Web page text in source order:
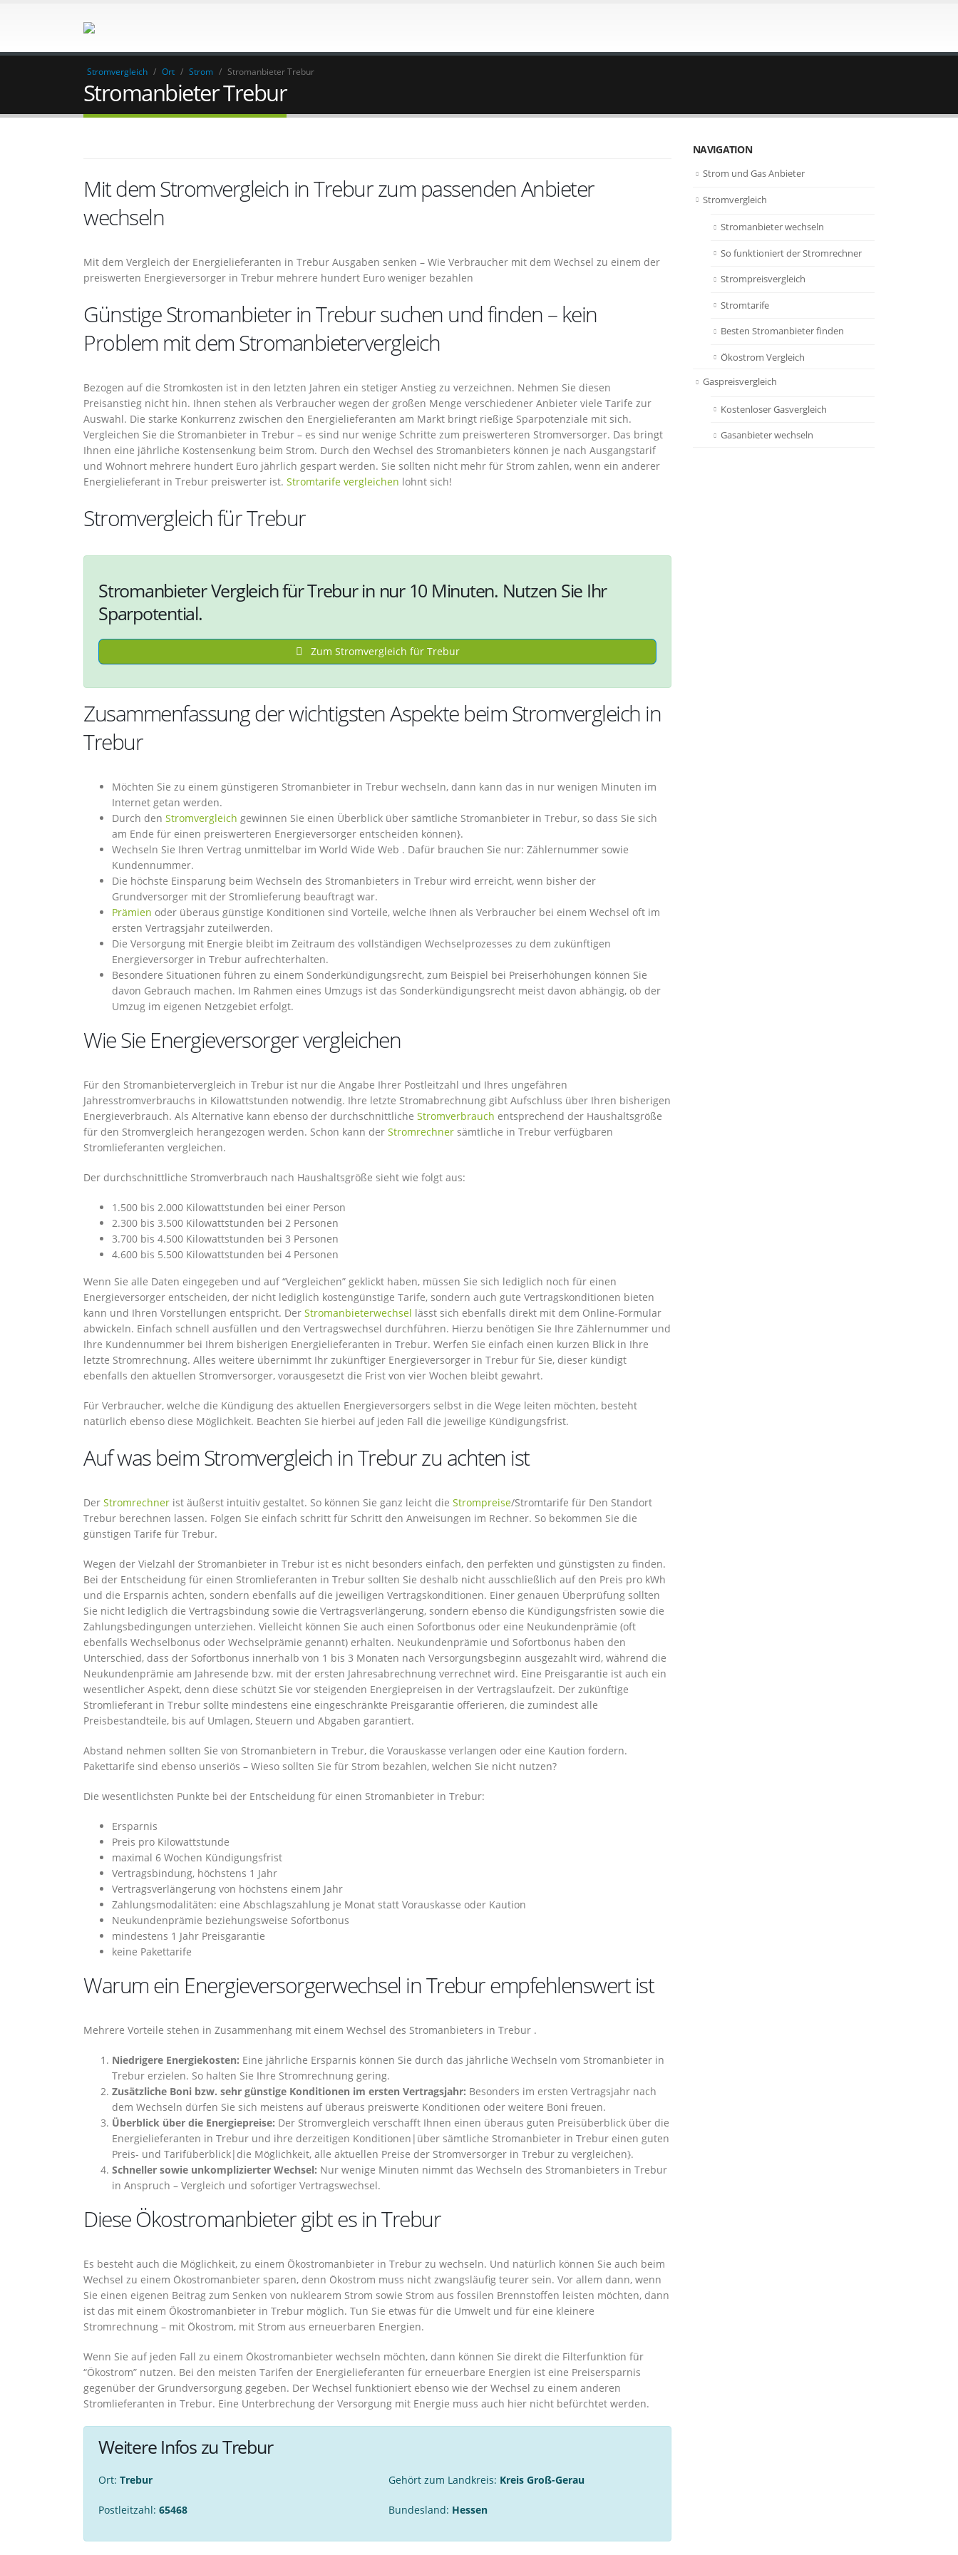
Stromvergleich / Ort / Strom / Stromanbieter Trebur
Stromanbieter Trebur
Mit dem Stromvergleich in Trebur zum passenden Anbieter
wechseln
Mit dem Vergleich der Energielieferanten in Trebur Ausgaben senken – Wie Verbraucher mit dem Wechsel zu einem der
preiswerten Energieversorger in Trebur mehrere hundert Euro weniger bezahlen
Günstige Stromanbieter in Trebur suchen und finden – kein
Problem mit dem Stromanbietervergleich
Bezogen auf die Stromkosten ist in den letzten Jahren ein stetiger Anstieg zu verzeichnen. Nehmen Sie diesen
Preisanstieg nicht hin. Ihnen stehen als Verbraucher wegen der großen Menge verschiedener Anbieter viele Tarife zur
Auswahl. Die starke Konkurrenz zwischen den Energielieferanten am Markt bringt rießige Sparpotenziale mit sich.
Vergleichen Sie die Stromanbieter in Trebur – es sind nur wenige Schritte zum preiswerteren Stromversorger. Das bringt
Ihnen eine jährliche Kostensenkung beim Strom. Durch den Wechsel des Stromanbieters können je nach Ausgangstarif
und Wohnort mehrere hundert Euro jährlich gespart werden. Sie sollten nicht mehr für Strom zahlen, wenn ein anderer
Energielieferant in Trebur preiswerter ist. Stromtarife vergleichen lohnt sich!
Stromvergleich für Trebur
Stromanbieter Vergleich für Trebur in nur 10 Minuten. Nutzen Sie Ihr
Sparpotential.
Zum Stromvergleich für Trebur
Zusammenfassung der wichtigsten Aspekte beim Stromvergleich in
Trebur
Möchten Sie zu einem günstigeren Stromanbieter in Trebur wechseln, dann kann das in nur wenigen Minuten im
Internet getan werden.
Durch den Stromvergleich gewinnen Sie einen Überblick über sämtliche Stromanbieter in Trebur, so dass Sie sich
am Ende für einen preiswerteren Energieversorger entscheiden können}.
Wechseln Sie Ihren Vertrag unmittelbar im World Wide Web . Dafür brauchen Sie nur: Zählernummer sowie
Kundennummer.
Die höchste Einsparung beim Wechseln des Stromanbieters in Trebur wird erreicht, wenn bisher der
Grundversorger mit der Stromlieferung beauftragt war.
Prämien oder überaus günstige Konditionen sind Vorteile, welche Ihnen als Verbraucher bei einem Wechsel oft im
ersten Vertragsjahr zuteilwerden.
Die Versorgung mit Energie bleibt im Zeitraum des vollständigen Wechselprozesses zu dem zukünftigen
Energieversorger in Trebur aufrechterhalten.
Besondere Situationen führen zu einem Sonderkündigungsrecht, zum Beispiel bei Preiserhöhungen können Sie
davon Gebrauch machen. Im Rahmen eines Umzugs ist das Sonderkündigungsrecht meist davon abhängig, ob der
Umzug im eigenen Netzgebiet erfolgt.
Wie Sie Energieversorger vergleichen
Für den Stromanbietervergleich in Trebur ist nur die Angabe Ihrer Postleitzahl und Ihres ungefähren
Jahresstromverbrauchs in Kilowattstunden notwendig. Ihre letzte Stromabrechnung gibt Aufschluss über Ihren bisherigen
Energieverbrauch. Als Alternative kann ebenso der durchschnittliche Stromverbrauch entsprechend der Haushaltsgröße
für den Stromvergleich herangezogen werden. Schon kann der Stromrechner sämtliche in Trebur verfügbaren
Stromlieferanten vergleichen.
Der durchschnittliche Stromverbrauch nach Haushaltsgröße sieht wie folgt aus:
1.500 bis 2.000 Kilowattstunden bei einer Person
2.300 bis 3.500 Kilowattstunden bei 2 Personen
3.700 bis 4.500 Kilowattstunden bei 3 Personen
4.600 bis 5.500 Kilowattstunden bei 4 Personen
Wenn Sie alle Daten eingegeben und auf “Vergleichen” geklickt haben, müssen Sie sich lediglich noch für einen
Energieversorger entscheiden, der nicht lediglich kostengünstige Tarife, sondern auch gute Vertragskonditionen bieten
kann und Ihren Vorstellungen entspricht. Der Stromanbieterwechsel lässt sich ebenfalls direkt mit dem Online-Formular
abwickeln. Einfach schnell ausfüllen und den Vertragswechsel durchführen. Hierzu benötigen Sie Ihre Zählernummer und
Ihre Kundennummer bei Ihrem bisherigen Energielieferanten in Trebur. Werfen Sie einfach einen kurzen Blick in Ihre
letzte Stromrechnung. Alles weitere übernimmt Ihr zukünftiger Energieversorger in Trebur für Sie, dieser kündigt
ebenfalls den aktuellen Stromversorger, vorausgesetzt die Frist von vier Wochen bleibt gewahrt.
Für Verbraucher, welche die Kündigung des aktuellen Energieversorgers selbst in die Wege leiten möchten, besteht
natürlich ebenso diese Möglichkeit. Beachten Sie hierbei auf jeden Fall die jeweilige Kündigungsfrist.
Auf was beim Stromvergleich in Trebur zu achten ist
Der Stromrechner ist äußerst intuitiv gestaltet. So können Sie ganz leicht die Strompreise/Stromtarife für Den Standort
Trebur berechnen lassen. Folgen Sie einfach schritt für Schritt den Anweisungen im Rechner. So bekommen Sie die
günstigen Tarife für Trebur.
Wegen der Vielzahl der Stromanbieter in Trebur ist es nicht besonders einfach, den perfekten und günstigsten zu finden.
Bei der Entscheidung für einen Stromlieferanten in Trebur sollten Sie deshalb nicht ausschließlich auf den Preis pro kWh
und die Ersparnis achten, sondern ebenfalls auf die jeweiligen Vertragskonditionen. Einer genauen Überprüfung sollten
Sie nicht lediglich die Vertragsbindung sowie die Vertragsverlängerung, sondern ebenso die Kündigungsfristen sowie die
Zahlungsbedingungen unterziehen. Vielleicht können Sie auch einen Sofortbonus oder eine Neukundenprämie (oft
ebenfalls Wechselbonus oder Wechselprämie genannt) erhalten. Neukundenprämie und Sofortbonus haben den
Unterschied, dass der Sofortbonus innerhalb von 1 bis 3 Monaten nach Versorgungsbeginn ausgezahlt wird, während die
Neukundenprämie am Jahresende bzw. mit der ersten Jahresabrechnung verrechnet wird. Eine Preisgarantie ist auch ein
wesentlicher Aspekt, denn diese schützt Sie vor steigenden Energiepreisen in der Vertragslaufzeit. Der zukünftige
Stromlieferant in Trebur sollte mindestens eine eingeschränkte Preisgarantie offerieren, die zumindest alle
Preisbestandteile, bis auf Umlagen, Steuern und Abgaben garantiert.
Abstand nehmen sollten Sie von Stromanbietern in Trebur, die Vorauskasse verlangen oder eine Kaution fordern.
Pakettarife sind ebenso unseriös – Wieso sollten Sie für Strom bezahlen, welchen Sie nicht nutzen?
Die wesentlichsten Punkte bei der Entscheidung für einen Stromanbieter in Trebur:
Ersparnis
Preis pro Kilowattstunde
maximal 6 Wochen Kündigungsfrist
Vertragsbindung, höchstens 1 Jahr
Vertragsverlängerung von höchstens einem Jahr
Zahlungsmodalitäten: eine Abschlagszahlung je Monat statt Vorauskasse oder Kaution
Neukundenprämie beziehungsweise Sofortbonus
mindestens 1 Jahr Preisgarantie
keine Pakettarife
Warum ein Energieversorgerwechsel in Trebur empfehlenswert ist
Mehrere Vorteile stehen in Zusammenhang mit einem Wechsel des Stromanbieters in Trebur .
Niedrigere Energiekosten: Eine jährliche Ersparnis können Sie durch das jährliche Wechseln vom Stromanbieter in
Trebur erzielen. So halten Sie Ihre Stromrechnung gering.
Zusätzliche Boni bzw. sehr günstige Konditionen im ersten Vertragsjahr: Besonders im ersten Vertragsjahr nach
dem Wechseln dürfen Sie sich meistens auf überaus preiswerte Konditionen oder weitere Boni freuen.
Überblick über die Energiepreise: Der Stromvergleich verschafft Ihnen einen überaus guten Preisüberblick über die
Energielieferanten in Trebur und ihre derzeitigen Konditionen|über sämtliche Stromanbieter in Trebur einen guten
Preis- und Tarifüberblick|die Möglichkeit, alle aktuellen Preise der Stromversorger in Trebur zu vergleichen}.
Schneller sowie unkomplizierter Wechsel: Nur wenige Minuten nimmt das Wechseln des Stromanbieters in Trebur
in Anspruch – Vergleich und sofortiger Vertragswechsel.
Diese Ökostromanbieter gibt es in Trebur
Es besteht auch die Möglichkeit, zu einem Ökostromanbieter in Trebur zu wechseln. Und natürlich können Sie auch beim
Wechsel zu einem Ökostromanbieter sparen, denn Ökostrom muss nicht zwangsläufig teurer sein. Vor allem dann, wenn
Sie einen eigenen Beitrag zum Senken von nuklearem Strom sowie Strom aus fossilen Brennstoffen leisten möchten, dann
ist das mit einem Ökostromanbieter in Trebur möglich. Tun Sie etwas für die Umwelt und für eine kleinere
Stromrechnung – mit Ökostrom, mit Strom aus erneuerbaren Energien.
Wenn Sie auf jeden Fall zu einem Ökostromanbieter wechseln möchten, dann können Sie direkt die Filterfunktion für
“Ökostrom” nutzen. Bei den meisten Tarifen der Energielieferanten für erneuerbare Energien ist eine Preisersparnis
gegenüber der Grundversorgung gegeben. Der Wechsel funktioniert ebenso wie der Wechsel zu einem anderen
Stromlieferanten in Trebur. Eine Unterbrechung der Versorgung mit Energie muss auch hier nicht befürchtet werden.
Weitere Infos zu Trebur
Ort: Trebur
Postleitzahl: 65468
Gehört zum Landkreis: Kreis Groß-Gerau
Bundesland: Hessen
NAVIGATION
Strom und Gas Anbieter
Stromvergleich
Stromanbieter wechseln
So funktioniert der Stromrechner
Strompreisvergleich
Stromtarife
Besten Stromanbieter finden
Ökostrom Vergleich
Gaspreisvergleich
Kostenloser Gasvergleich
Gasanbieter wechseln